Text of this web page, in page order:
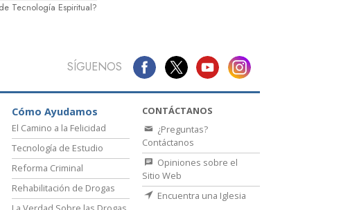
Tecnología Espiritual?
SÍGUENOS
Cómo Ayudamos
El Camino a la Felicidad
Tecnología de Estudio
Reforma Criminal
Rehabilitación de Drogas
CONTÁCTANOS
¿Preguntas?
Contáctanos
Opiniones sobre el
Sitio Web
Encuentra una Iglesia